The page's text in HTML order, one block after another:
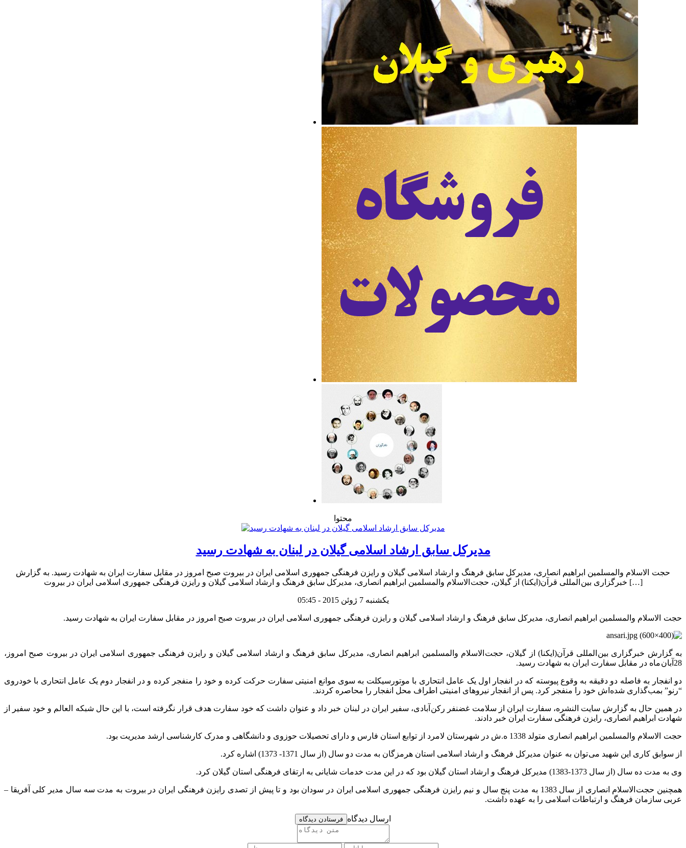
محتوا
مدیرکل سابق ارشاد اسلامی گیلان در لبنان به شهادت رسید
حجت الاسلام والمسلمین ابراهیم انصاری، مدیرکل سابق فرهنگ و ارشاد اسلامی گیلان و رایزن فرهنگی جمهوری اسلامی ایران در بیروت صبح امروز در مقابل سفارت ایران به شهادت رسید. به گزارش
خبرگزاری بین المللی قرآن(ایکنا) از گیلان، حجت الاسلام والمسلمین ابراهیم انصاری، مدیرکل سابق فرهنگ و ارشاد اسلامی گیلان و رایزن فرهنگی جمهوری اسلامی ایران در بیروت […]
یکشنبه 7 ژوئن 2015 - 05:45
حجت الاسلام والمسلمین ابراهیم انصاری، مدیرکل سابق فرهنگ و ارشاد اسلامی گیلان و رایزن فرهنگی جمهوری اسلامی ایران در بیروت صبح امروز در مقابل سفارت ایران به شهادت رسید.
به گزارش خبرگزاری بین المللی قرآن(ایکنا) از گیلان، حجت الاسلام والمسلمین ابراهیم انصاری، مدیرکل سابق فرهنگ و ارشاد اسلامی گیلان و رایزن فرهنگی جمهوری اسلامی ایران در بیروت صبح امروز،
28آبان ماه در مقابل سفارت ایران به شهادت رسید.
دو انفجار به فاصله دو دقیقه به وقوع پیوسته که در انفجار اول یک عامل انتحاری با موتورسیکلت به سوی موانع امنیتی سفارت حرکت کرده و خود را منفجر کرده و در انفجار دوم یک عامل انتحاری با خودروی
“رنو” بمب‌گذاری شده‌اش خود را منفجر کرد. پس از انفجار نیروهای امنیتی اطراف محل انفجار را محاصره کردند.
در همین حال به گزارش سایت النشره، سفارت ایران از سلامت غضنفر رکن آبادی، سفیر ایران در لبنان خبر داد و عنوان داشت که خود سفارت هدف قرار نگرفته است، با این حال شبکه العالم و خود سفیر از
شهادت ابراهیم انصاری، رایزن فرهنگی سفارت ایران خبر دادند.
حجت الاسلام والمسلمین ابراهیم انصاری متولد 1338 ه.ش در شهرستان لامرد از توابع استان فارس و دارای تحصیلات حوزوی و دانشگاهی و مدرک کارشناسی ارشد مدیریت بود.
از سوابق کاری این شهید می توان به عنوان مدیرکل فرهنگ و ارشاد اسلامی استان هرمزگان به مدت دو سال (از سال 1371- 1373) اشاره کرد.
وی به مدت ده سال (از سال 1373-1383) مدیرکل فرهنگ و ارشاد استان گیلان بود که در این مدت خدمات شایانی به ارتقای فرهنگی استان گیلان کرد.
همچنین حجت الاسلام انصاری از سال 1383 به مدت پنج سال و نیم رایزن فرهنگی جمهوری اسلامی ایران در سودان بود و تا پیش از تصدی رایزن فرهنگی ایران در بیروت به مدت سه سال مدیر کلی آفریقا –
عربی سازمان فرهنگ و ارتباطات اسلامی را به عهده داشت.
فرستادن دیدگاه ارسال دیدگاه